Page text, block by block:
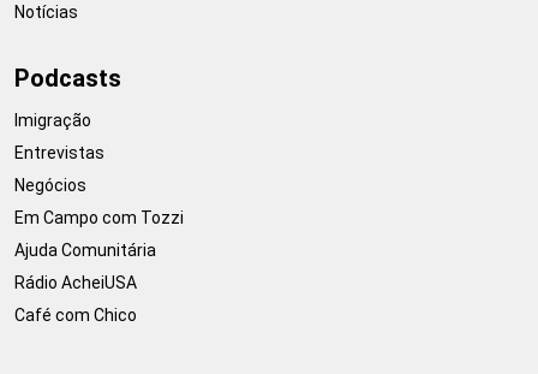
Notícias
Podcasts
Imigração
Entrevistas
Negócios
Em Campo com Tozzi
Ajuda Comunitária
Rádio AcheiUSA
Café com Chico